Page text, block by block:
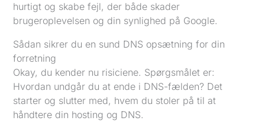
hurtigt og skabe fejl, der både skader
brugeroplevelsen og din synlighed på Google.
Sådan sikrer du en sund DNS opsætning for din
forretning
Okay, du kender nu risiciene. Spørgsmålet er:
Hvordan undgår du at ende i DNS-fælden? Det
starter og slutter med, hvem du stoler på til at
håndtere din hosting og DNS.